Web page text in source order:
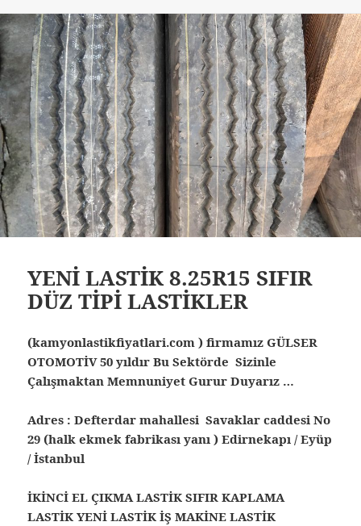
YENİ LASTİK 8.25R15 SIFIR
DÜZ TİPİ LASTİKLER
(kamyonlastikfiyatlari.com ) firmamız GÜLSER
OTOMOTİV 50 yıldır Bu Sektörde Sizinle
Çalışmaktan Memnuniyet Gurur Duyarız …
Adres : Defterdar mahallesi Savaklar caddesi No
29 (halk ekmek fabrikası yanı ) Edirnekapı / Eyüp
/ İstanbul
İKİNCİ EL ÇIKMA LASTİK SIFIR KAPLAMA
LASTİK YENİ LASTİK İŞ MAKİNE LASTİK